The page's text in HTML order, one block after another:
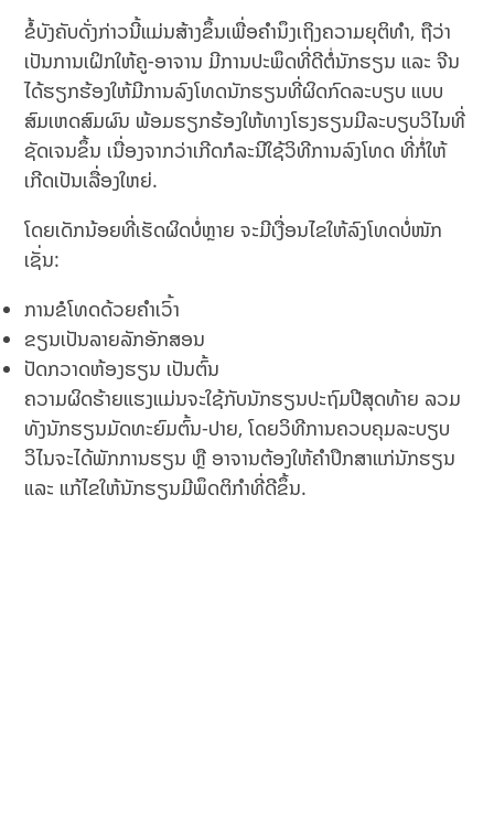
ຂໍ້ບັງຄັບດັ່ງກ່າວນີ້ແມ່ນສ້າງຂຶ້ນເພື່ອຄຳນຶງເຖິງຄວາມຍຸຕິທຳ, ຖືວ່າ
ເປັນການເຝິກໃຫ້ຄູ-ອາຈານ ມີການປະພຶດທີ່ດີຕໍ່ນັກຮຽນ ແລະ ຈີນ
ໄດ້ຮຽກຮ້ອງໃຫ້ມີການລົງໂທດນັກຮຽນທີ່ຜິດກົດລະບຽບ ແບບ
ສົມເຫດສົມຜົນ ພ້ອມຮຽກຮ້ອງໃຫ້ທາງໂຮງຮຽນມີລະບຽບວິໄນທີ່
ຊັດເຈນຂຶ້ນ ເນື່ອງຈາກວ່າເກີດກໍລະນີໃຊ້ວິທີການລົງໂທດ ທີ່ກໍ່ໃຫ້
ເກີດເປັນເລື່ອງໃຫຍ່.
ໂດຍເດັກນ້ອຍທີ່ເຮັດຜິດບໍ່ຫຼາຍ ຈະມີເງື່ອນໄຂໃຫ້ລົງໂທດບໍ່ໜັກ
ເຊັ່ນ:
ການຂໍໂທດດ້ວຍຄຳເວົ້າ
ຂຽນເປັນລາຍລັກອັກສອນ
ປັດກວາດຫ້ອງຮຽນ ເປັນຕົ້ນ
ຄວາມຜິດຮ້າຍແຮງແມ່ນຈະໃຊ້ກັບນັກຮຽນປະຖົມປີສຸດທ້າຍ ລວມ
ທັງນັກຮຽນມັດທະຍົມຕົ້ນ-ປາຍ, ໂດຍວິທີການຄວບຄຸມລະບຽບ
ວິໄນຈະໄດ້ພັກການຮຽນ ຫຼື ອາຈານຕ້ອງໃຫ້ຄຳປຶກສາແກ່ນັກຮຽນ
ແລະ ແກ້ໄຂໃຫ້ນັກຮຽນມີພຶດຕິກຳທີ່ດີຂຶ້ນ.